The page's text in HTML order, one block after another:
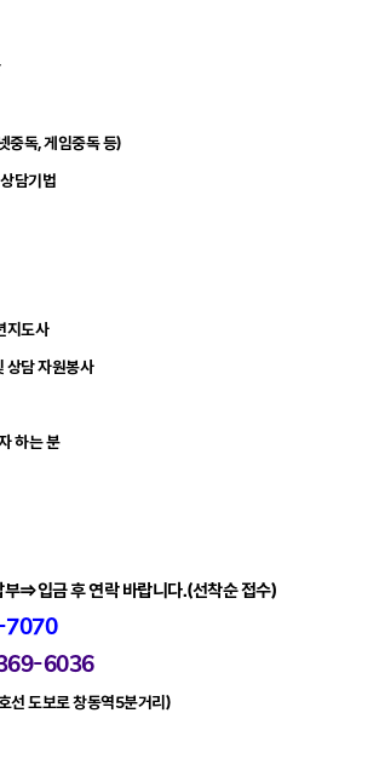
중독, 게임중독 등)
담기법
지도사
상담 자원봉사
하는 분
⇒입금 후 연락 바랍니다.(선착순 접수)
7070
6036
선 도보로 창동역5분거리)